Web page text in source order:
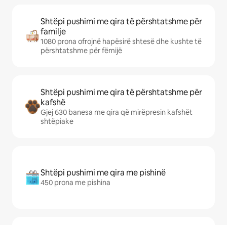
Shtëpi pushimi me qira të përshtatshme për
familje
1080 prona ofrojnë hapësirë shtesë dhe kushte të
përshtatshme për fëmijë
Shtëpi pushimi me qira të përshtatshme për
kafshë
Gjej 630 banesa me qira që mirëpresin kafshët
shtëpiake
Shtëpi pushimi me qira me pishinë
450 prona me pishina